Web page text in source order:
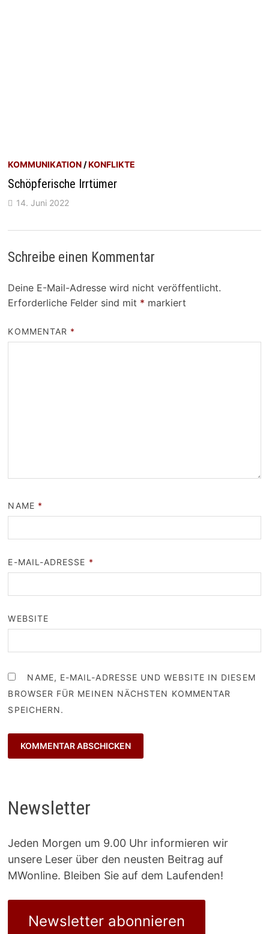
KOMMUNIKATION /KONFLIKTE
Schöpferische Irrtümer
14. Juni 2022
Schreibe einen Kommentar
Deine E-Mail-Adresse wird nicht veröffentlicht.
Erforderliche Felder sind mit * markiert
KOMMENTAR *
NAME *
E-MAIL-ADRESSE *
WEBSITE
NAME, E-MAIL-ADRESSE UND WEBSITE IN DIESEM
BROWSER FÜR MEINEN NÄCHSTEN KOMMENTAR
SPEICHERN.
Newsletter
Jeden Morgen um 9.00 Uhr informieren wir
unsere Leser über den neusten Beitrag auf
MWonline. Bleiben Sie auf dem Laufenden!
Newsletter abonnieren